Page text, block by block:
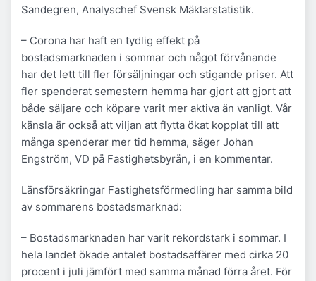
Sandegren, Analyschef Svensk Mäklarstatistik.
– Corona har haft en tydlig effekt på
bostadsmarknaden i sommar och något förvånande
har det lett till fler försäljningar och stigande priser. Att
fler spenderat semestern hemma har gjort att gjort att
både säljare och köpare varit mer aktiva än vanligt. Vår
känsla är också att viljan att flytta ökat kopplat till att
många spenderar mer tid hemma, säger Johan
Engström, VD på Fastighetsbyrån, i en kommentar.
Länsförsäkringar Fastighetsförmedling har samma bild
av sommarens bostadsmarknad:
– Bostadsmarknaden har varit rekordstark i sommar. I
hela landet ökade antalet bostadsaffärer med cirka 20
procent i juli jämfört med samma månad förra året. För